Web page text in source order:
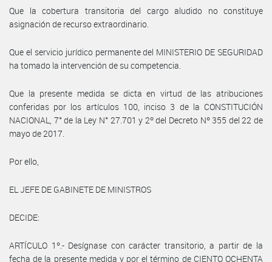
Que la cobertura transitoria del cargo aludido no constituye
asignación de recurso extraordinario.
Que el servicio jurídico permanente del MINISTERIO DE SEGURIDAD
ha tomado la intervención de su competencia.
Que la presente medida se dicta en virtud de las atribuciones
conferidas por los artículos 100, inciso 3 de la CONSTITUCIÓN
NACIONAL, 7° de la Ley N° 27.701 y 2º del Decreto Nº 355 del 22 de
mayo de 2017.
Por ello,
EL JEFE DE GABINETE DE MINISTROS
DECIDE:
ARTÍCULO 1º.- Desígnase con carácter transitorio, a partir de la
fecha de la presente medida y por el término de CIENTO OCHENTA